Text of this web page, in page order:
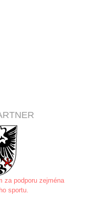
za podporu zejména
sportu.